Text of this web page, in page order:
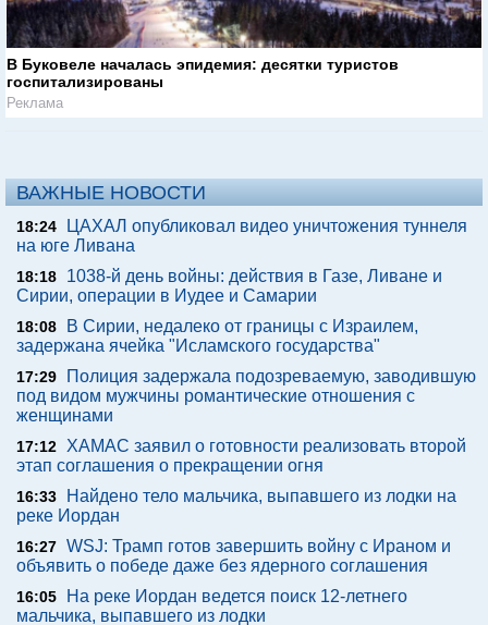
В Буковеле началась эпидемия: десятки туристов
госпитализированы
Реклама
ВАЖНЫЕ НОВОСТИ
18:24
ЦАХАЛ опубликовал видео уничтожения туннеля
на юге Ливана
18:18
1038-й день войны: действия в Газе, Ливане и
Сирии, операции в Иудее и Самарии
18:08
В Сирии, недалеко от границы с Израилем,
задержана ячейка "Исламского государства"
17:29
Полиция задержала подозреваемую, заводившую
под видом мужчины романтические отношения с
женщинами
17:12 ХАМАС заявил о готовности реализовать второй
этап соглашения о прекращении огня
16:33
Найдено тело мальчика, выпавшего из лодки на
реке Иордан
16:27 WSJ: Трамп готов завершить войну с Ираном и
объявить о победе даже без ядерного соглашения
16:05
На реке Иордан ведется поиск 12-летнего
мальчика, выпавшего из лодки